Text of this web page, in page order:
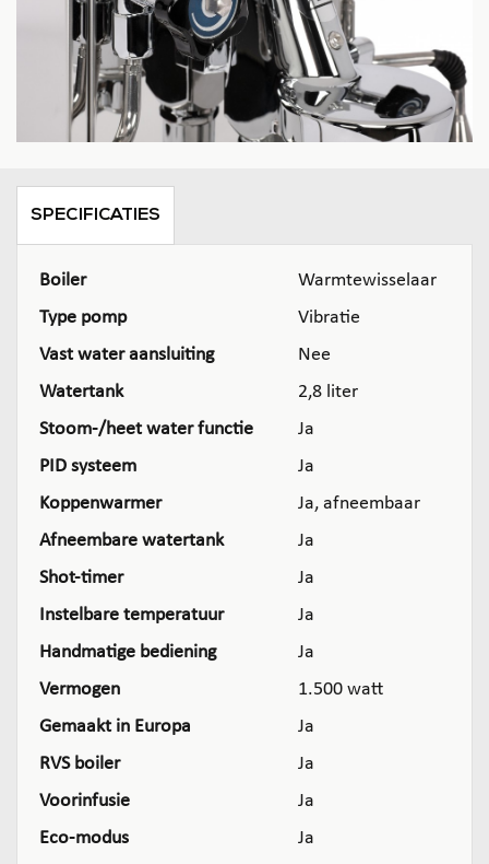
SPECIFICATIES
Boiler
Warmtewisselaar
Type pomp
Vibratie
Vast water aansluiting
Nee
Watertank
2,8 liter
Stoom-/heet water functie
Ja
PID systeem
Ja
Koppenwarmer
Ja, afneembaar
Afneembare watertank
Ja
Shot-timer
Ja
Instelbare temperatuur
Ja
Handmatige bediening
Ja
Vermogen
1.500 watt
Gemaakt in Europa
Ja
RVS boiler
Ja
Voorinfusie
Ja
Eco-modus
Ja